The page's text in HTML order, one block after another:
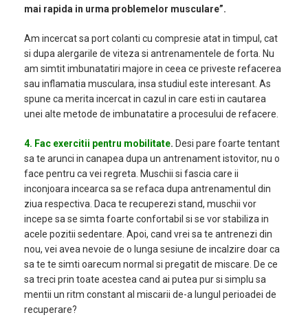
mai rapida in urma problemelor musculare”.
Am incercat sa port colanti cu compresie atat in timpul, cat
si dupa alergarile de viteza si antrenamentele de forta. Nu
am simtit imbunatatiri majore in ceea ce priveste refacerea
sau inflamatia musculara, insa studiul este interesant. As
spune ca merita incercat in cazul in care esti in cautarea
unei alte metode de imbunatatire a procesului de refacere.
4. Fac exercitii pentru mobilitate. Desi pare foarte tentant
sa te arunci in canapea dupa un antrenament istovitor, nu o
face pentru ca vei regreta. Muschii si fascia care ii
inconjoara incearca sa se refaca dupa antrenamentul din
ziua respectiva. Daca te recuperezi stand, muschii vor
incepe sa se simta foarte confortabil si se vor stabiliza in
acele pozitii sedentare. Apoi, cand vrei sa te antrenezi din
nou, vei avea nevoie de o lunga sesiune de incalzire doar ca
sa te te simti oarecum normal si pregatit de miscare. De ce
sa treci prin toate acestea cand ai putea pur si simplu sa
mentii un ritm constant al miscarii de-a lungul perioadei de
recuperare?